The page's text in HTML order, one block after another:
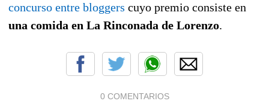
concurso entre bloggers cuyo premio consiste en
una comida en La Rinconada de Lorenzo.
0 COMENTARIOS